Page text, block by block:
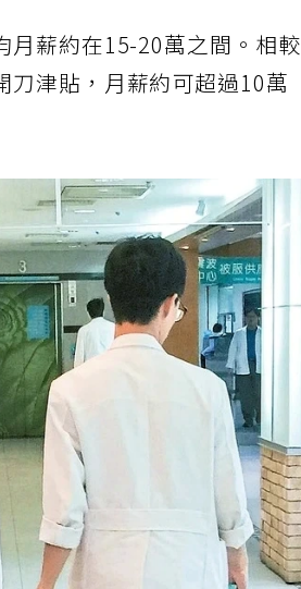
月薪約在15-20萬之間。相較
津貼，月薪約可超過10萬